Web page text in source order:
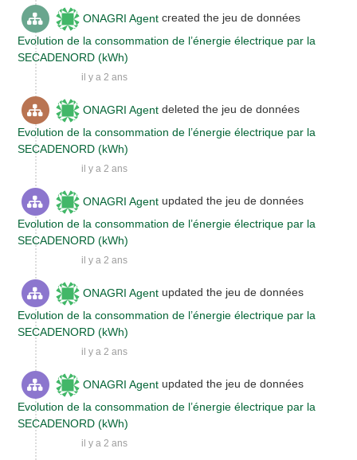
ONAGRI Agent created the jeu de données
Evolution de la consommation de l’énergie électrique par la
SECADENORD (kWh)
il y a 2 ans
ONAGRI Agent deleted the jeu de données
Evolution de la consommation de l’énergie électrique par la
SECADENORD (kWh)
il y a 2 ans
ONAGRI Agent updated the jeu de données
Evolution de la consommation de l’énergie électrique par la
SECADENORD (kWh)
il y a 2 ans
ONAGRI Agent updated the jeu de données
Evolution de la consommation de l’énergie électrique par la
SECADENORD (kWh)
il y a 2 ans
ONAGRI Agent updated the jeu de données
Evolution de la consommation de l’énergie électrique par la
SECADENORD (kWh)
il y a 2 ans